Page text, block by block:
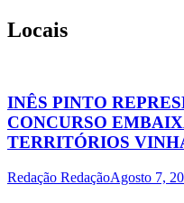
Locais
INÊS PINTO
CONCURSO
TERRITÓRIOS
Redação RedaçãoAgosto 7,